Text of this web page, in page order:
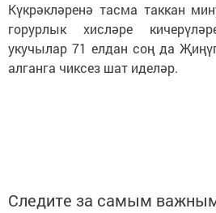
Күкрәкләренә тасма таккан
горурлык хисләре
укучылар 71 елдан соң да
алганга чиксез шат иделәр.
Следите за самым